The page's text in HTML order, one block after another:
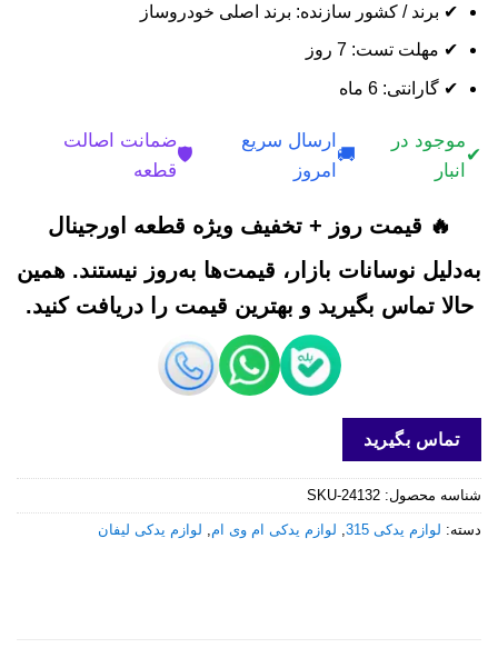
✔ برند / کشور سازنده: برند اصلی خودروساز
✔ مهلت تست: 7 روز
✔ گارانتی: 6 ماه
✔
موجود در
انبار
🚚
ارسال سریع
امروز
🛡️
ضمانت اصالت
قطعه
🔥 قیمت روز + تخفیف ویژه قطعه اورجینال
به‌دلیل نوسانات بازار، قیمت‌ها به‌روز نیستند. همین
حالا تماس بگیرید و بهترین قیمت را دریافت کنید.
تماس بگیرید
شناسه محصول: SKU-24132
دسته: لوازم یدکی 315 , لوازم یدکی ام وی ام, لوازم یدکی لیفان